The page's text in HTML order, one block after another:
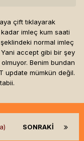
çift tıklayarak
kadar imleç kum saati
normal imleç
accept gibi bir şey
Benim bundan
update mümkün değil.
SONRAKI